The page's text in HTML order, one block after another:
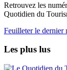
Retrouvez les
Quotidien du
Feuilleter le dernier
Les plus lus